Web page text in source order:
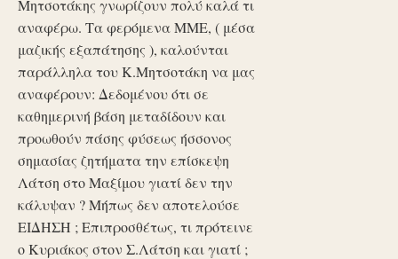
Μητσοτάκης γνωρίζουν πολύ καλά τι
αναφέρω. Τα φερόμενα ΜΜΕ, ( μέσα
μαζικής εξαπάτησης ), καλούνται
παράλληλα του Κ.Μητσοτάκη να μας
αναφέρουν: Δεδομένου ότι σε
καθημερινή βάση μεταδίδουν και
προωθούν πάσης φύσεως ήσσονος
σημασίας ζητήματα την επίσκεψη
Λάτση στο Μαξίμου γιατί δεν την
κάλυψαν ? Μήπως δεν αποτελούσε
ΕΙΔΗΣΗ ; Επιπροσθέτως, τι πρότεινε
ο Κυριάκος στον Σ.Λάτση και γιατί ;